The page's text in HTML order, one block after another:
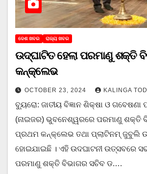
ଦେଶ ଖବର ରାଜ୍ୟ ଖବର
ଉଦ୍‌ଘାଟିତ ହେଲା ପରମାଣୁ ଶକ୍ତି
କନ୍‌କ୍ଲେଭ
OCTOBER 23, 2024 KALINGA
ବ୍ୟୁରୋ: ଜାତୀୟ ବିଜ୍ଞାନ ଶିକ୍ଷା ଓ ଗବେଷଣା
(ନାଇଜର) ଭୁବନେଶ୍ୱରରେ ପରମାଣୁ ଶକ୍ତି
ପ୍ରଥମ କନ୍‌କ୍ଲେଭ ତଥା ପ୍ଲାଟିନମ୍ ଜୁବୁଲି
ହୋଇଯାଇଛି । ଏହି ଉଦଘାଟନୀ ଉତ୍ସବରେ
ପରମାଣୁ ଶକ୍ତି ବିଭାଗର ସଚିବ ଡ.…